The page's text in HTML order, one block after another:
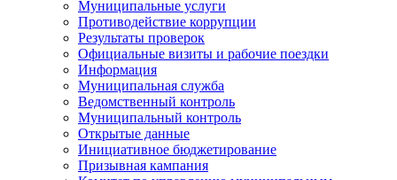
Муниципальные услуги
Противодействие коррупции
Результаты проверок
Официальные визиты и рабочие поездки
Информация
Муниципальная служба
Ведомственный контроль
Муниципальный контроль
Открытые данные
Инициативное бюджетирование
Призывная кампания